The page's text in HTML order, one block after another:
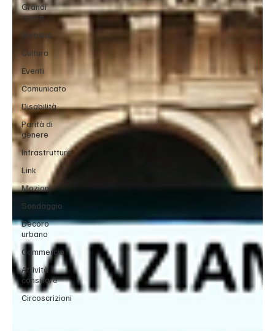
Grandi
opere
Mobilità
Cultura
Eventi
Comunicato
Disabilità
Parità di
genere
Infrastrutture
Link
Mozioni
Sondaggio
Decoro
urbano
Commercio
Attività
consiliare
Circoscrizioni